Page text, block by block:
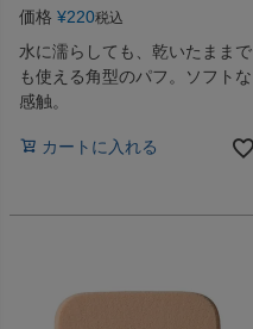
価格 ¥220税込
水に濡らしても、乾いたままで
も使える角型のパフ。ソフトな
感触。
カートに入れる